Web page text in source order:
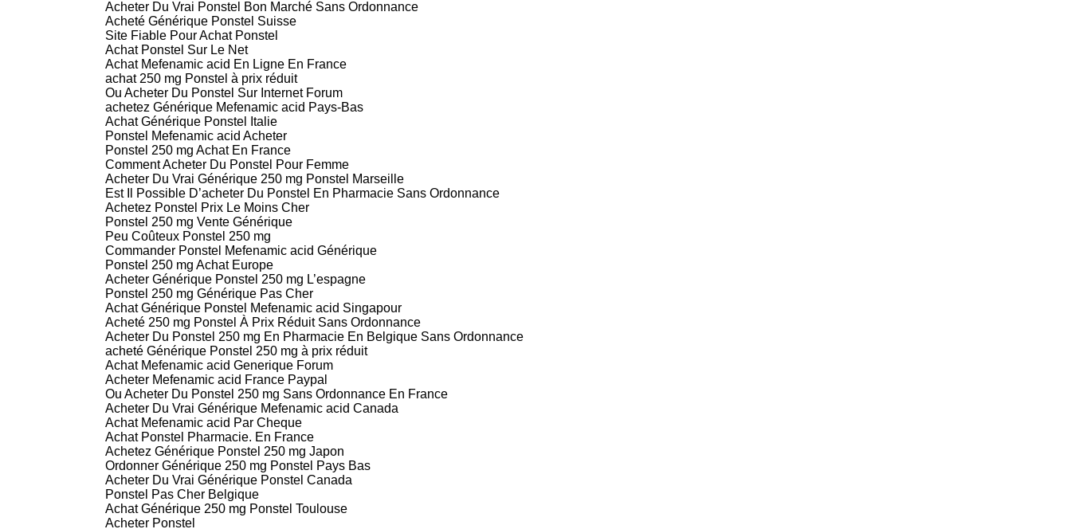
Acheter Du Vrai Ponstel Bon Marché Sans Ordonnance
Acheté Générique Ponstel Suisse
Site Fiable Pour Achat Ponstel
Achat Ponstel Sur Le Net
Achat Mefenamic acid En Ligne En France
achat 250 mg Ponstel à prix réduit
Ou Acheter Du Ponstel Sur Internet Forum
achetez Générique Mefenamic acid Pays-Bas
Achat Générique Ponstel Italie
Ponstel Mefenamic acid Acheter
Ponstel 250 mg Achat En France
Comment Acheter Du Ponstel Pour Femme
Acheter Du Vrai Générique 250 mg Ponstel Marseille
Est Il Possible D’acheter Du Ponstel En Pharmacie Sans Ordonnance
Achetez Ponstel Prix Le Moins Cher
Ponstel 250 mg Vente Générique
Peu Coûteux Ponstel 250 mg
Commander Ponstel Mefenamic acid Générique
Ponstel 250 mg Achat Europe
Acheter Générique Ponstel 250 mg L’espagne
Ponstel 250 mg Générique Pas Cher
Achat Générique Ponstel Mefenamic acid Singapour
Acheté 250 mg Ponstel À Prix Réduit Sans Ordonnance
Acheter Du Ponstel 250 mg En Pharmacie En Belgique Sans Ordonnance
acheté Générique Ponstel 250 mg à prix réduit
Achat Mefenamic acid Generique Forum
Acheter Mefenamic acid France Paypal
Ou Acheter Du Ponstel 250 mg Sans Ordonnance En France
Acheter Du Vrai Générique Mefenamic acid Canada
Achat Mefenamic acid Par Cheque
Achat Ponstel Pharmacie. En France
Achetez Générique Ponstel 250 mg Japon
Ordonner Générique 250 mg Ponstel Pays Bas
Acheter Du Vrai Générique Ponstel Canada
Ponstel Pas Cher Belgique
Achat Générique 250 mg Ponstel Toulouse
Acheter Ponstel